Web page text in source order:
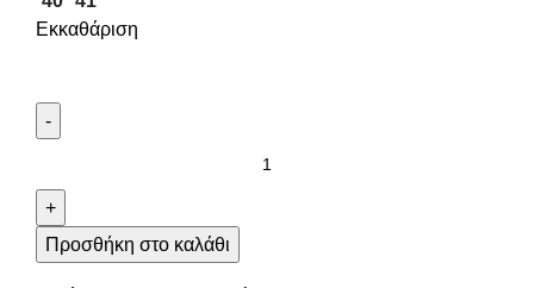
Εκκαθάριση
Προσθήκη στο καλάθι